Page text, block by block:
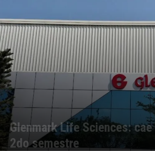
Glenmark Life Sciences:
2do semestre